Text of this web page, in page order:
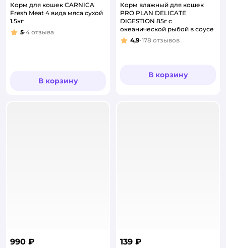
Корм для кошек CARNICA
Fresh Meat 4 вида мяса сухой
1.5кг
Рейтинг:
5 4 отзыва
В корзину
Корм влажный для кошек
PRO PLAN DELICATE
DIGESTION 85г с
океанической рыбой в соусе
Рейтинг:
4,9 178 отзывов
В корзину
990 ₽ 139 ₽